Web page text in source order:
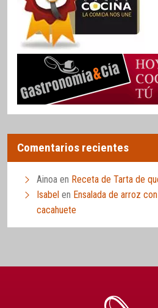
Comentarios recientes
Ainoa en Receta de Tarta de
Isabel en Ensalada de arroz
cacahuete